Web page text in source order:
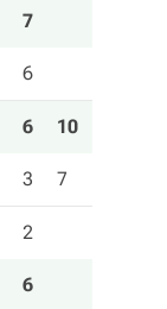
7
6
6 10
3 7
2
6